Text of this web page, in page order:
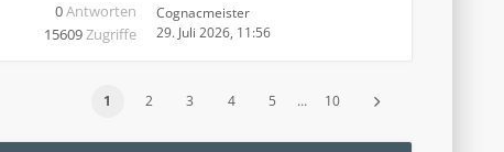
0Antworten
15609Zugriffe
Cognacmeister
29. Juli 2026, 11:56
1 2 3 4 5 … 10